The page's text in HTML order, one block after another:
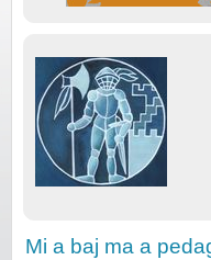
Mi a baj ma a